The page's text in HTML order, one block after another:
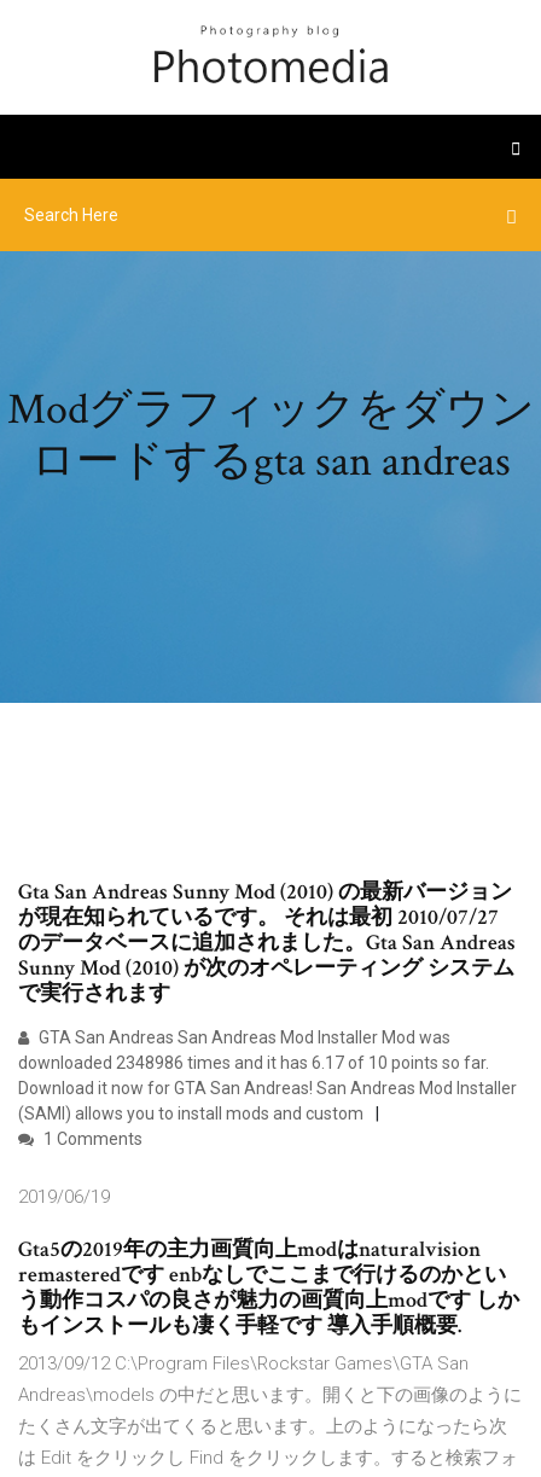
Modグラフィックをダウン
ロードするgta san andreas
Gta San Andreas Sunny Mod (2010) の最新バージョン
が現在知られているです。 それは最初 2010/07/27
のデータベースに追加されました。Gta San Andreas
Sunny Mod (2010) が次のオペレーティング システム
で実行されます
GTA San Andreas San Andreas Mod Installer Mod was
downloaded 2348986 times and it has 6.17 of 10 points so far.
Download it now for GTA San Andreas! San Andreas Mod Installer
(SAMI) allows you to install mods and custom
1 Comments
2019/06/19
Gta5の2019年の主力画質向上modはnaturalvision
remasteredです enbなしでここまで行けるのかとい
う動作コスパの良さが魅力の画質向上modです しか
もインストールも凄く手軽です 導入手順概要.
2013/09/12 C:\Program Files\Rockstar Games\GTA San
Andreas\models の中だと思います。開くと下の画像のように
たくさん文字が出てくると思います。上のようになったら次
は Edit をクリックし Find をクリックします。すると検索フォ